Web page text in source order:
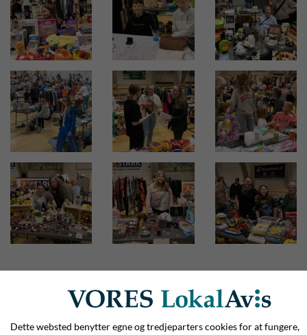
Andre læser
Dette websted benytter egne og tredjeparters cookies for at fungere,